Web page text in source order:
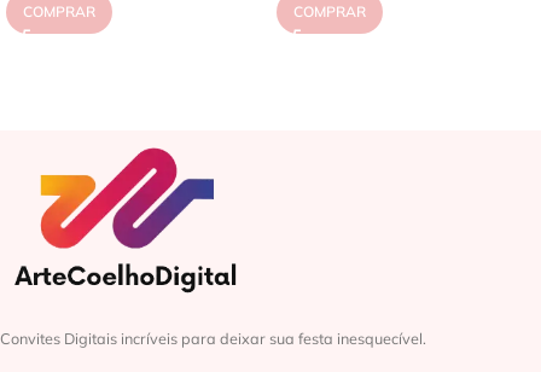
COMPRAR COMPRAR
Convites Digitais incríveis para deixar sua festa inesquecível.